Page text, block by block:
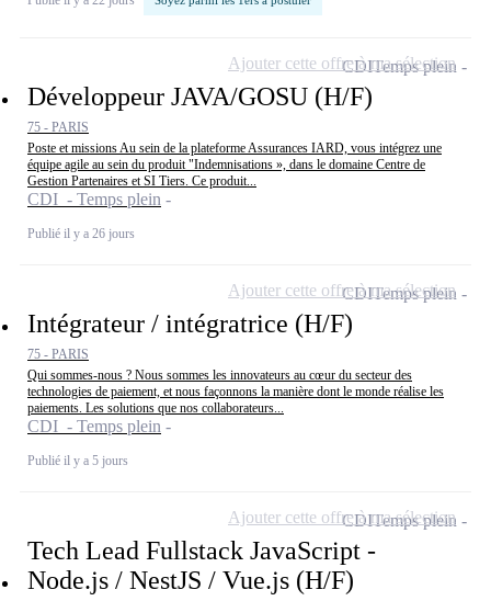
Développeur JAVA/GOSU (H/F)
75 - PARIS
Poste et missions Au sein de la plateforme Assurances IARD, vous intégrez une
équipe agile au sein du produit "Indemnisations », dans le domaine Centre de
Gestion Partenaires et SI Tiers. Ce produit...
CDI - Temps plein
Publié il y a 26 jours
CDITemps plein
Ajouter cette offre à ma sélection
Intégrateur / intégratrice (H/F)
75 - PARIS
Qui sommes-nous ? Nous sommes les innovateurs au cœur du secteur des
technologies de paiement, et nous façonnons la manière dont le monde réalise les
paiements. Les solutions que nos collaborateurs...
CDI - Temps plein
Publié il y a 5 jours
CDITemps plein
Ajouter cette offre à ma sélection
Tech Lead Fullstack JavaScript -
Node.js / NestJS / Vue.js (H/F)
CDITemps plein
Ajouter cette offre à ma sélection